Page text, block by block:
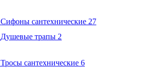
Сифоны сантехнические 27
Душевые трапы 2
Тросы сантехнические 6